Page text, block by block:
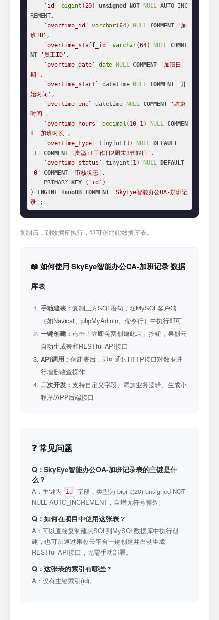
`id` bigint (20) unsigned NOT NULL AUTO_INC
REMENT,
`overtime_id`
varchar(64) NULL COMMENT
'加
班ID' ,
`overtime_staff_id`
varchar(64) NULL COMME
NT
'员工ID' ,
`overtime_date`
date NULL COMMENT
'加班日
期' ,
`overtime_start`
datetime NULL COMMENT
'开
始时间' ,
`overtime_end`
datetime NULL COMMENT
'结束
时间' ,
`overtime_hours`
decimal ( 10, 1) NULL COMMEN
T
'加班时长' ,
`overtime_type`
tinyint( 1) NULL
DEFAULT
'1'
COMMENT '类型:1工作日2周末3节假日' ,
`overtime_status`
tinyint( 1) NULL
DEFAULT
'0'
COMMENT '审核状态' ,
    PRIMARY
KEY ( `id` )
)
ENGINE=InnoDB COMMENT
'SkyEye智能办公OA-加班记
录' ;
复制后，到数据库执行，即可创建此数据库表。
📖 如何使用 SkyEye智能办公OA-加班记录 数据
库表
手动建表： 复制上方SQL语句，在MySQL客户端
（如Navicat、phpMyAdmin、命令行）中执行即可
一键创建： 点击「立即免费创建此表」按钮，果创云
自动生成表和RESTful API接口
API调用： 创建表后，即可通过HTTP接口对数据进
行增删改查操作
二次开发： 支持自定义字段、添加业务逻辑、生成小
程序/APP后端接口
❓ 常见问题
Q：SkyEye智能办公OA-加班记录表的主键是什
么？
A：主键为 id
字段，类型为 bigint(20) unsigned NOT
NULL AUTO_INCREMENT，自增无符号整数。
Q：如何在项目中使用这张表？
A：可以直接复制建表SQL到MySQL数据库中执行创
建，也可以通过果创云平台一键创建并自动生成
RESTful API接口，无需手动部署。
Q：这张表的索引有哪些？
A：仅有主键索引(id)。